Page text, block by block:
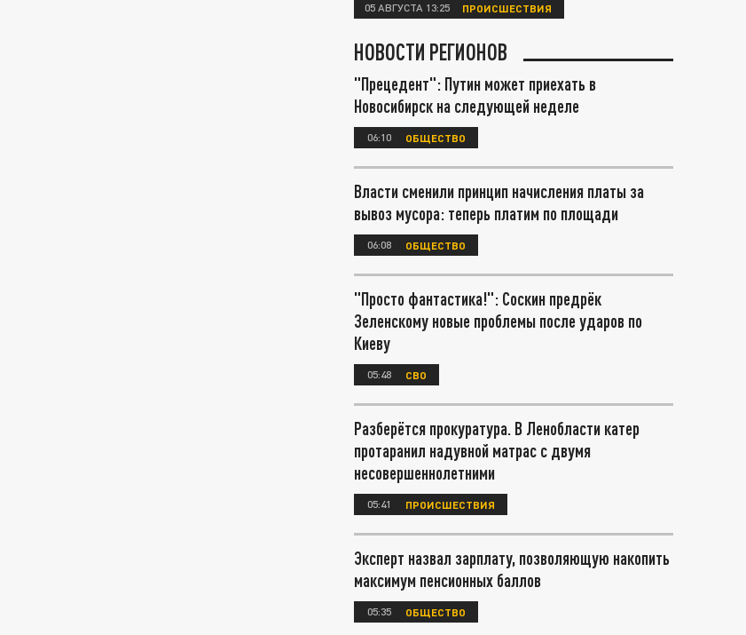
05 АВГУСТА 13:25 ПРОИСШЕСТВИЯ
НОВОСТИ РЕГИОНОВ
"Прецедент": Путин может приехать в
Новосибирск на следующей неделе
06:10 ОБЩЕСТВО
Власти сменили принцип начисления платы за
вывоз мусора: теперь платим по площади
06:08 ОБЩЕСТВО
"Просто фантастика!": Соскин предрёк
Зеленскому новые проблемы после ударов по
Киеву
05:48 СВО
Разберётся прокуратура. В Ленобласти катер
протаранил надувной матрас с двумя
несовершеннолетними
05:41 ПРОИСШЕСТВИЯ
Эксперт назвал зарплату, позволяющую накопить
максимум пенсионных баллов
05:35 ОБЩЕСТВО